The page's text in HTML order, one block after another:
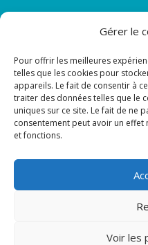
Gérer le
Pour offrir les meilleures
telles que les cookies pour
appareils. Le fait de consentir à
traiter des données telles que le
uniques sur ce site. Le fait de ne
consentement peut avoir un
et fonctions.
Voir les
RESTONS EN
Suivez-nous sur les
Tous droits